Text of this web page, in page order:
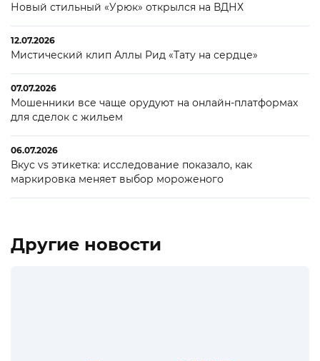
Новый стильный «Урюк» открылся на ВДНХ
12.07.2026
Мистический клип Аллы Рид «Тату на сердце»
07.07.2026
Мошенники все чаще орудуют на онлайн-платформах
для сделок с жильем
06.07.2026
Вкус vs этикетка: исследование показало, как
маркировка меняет выбор мороженого
Другие новости